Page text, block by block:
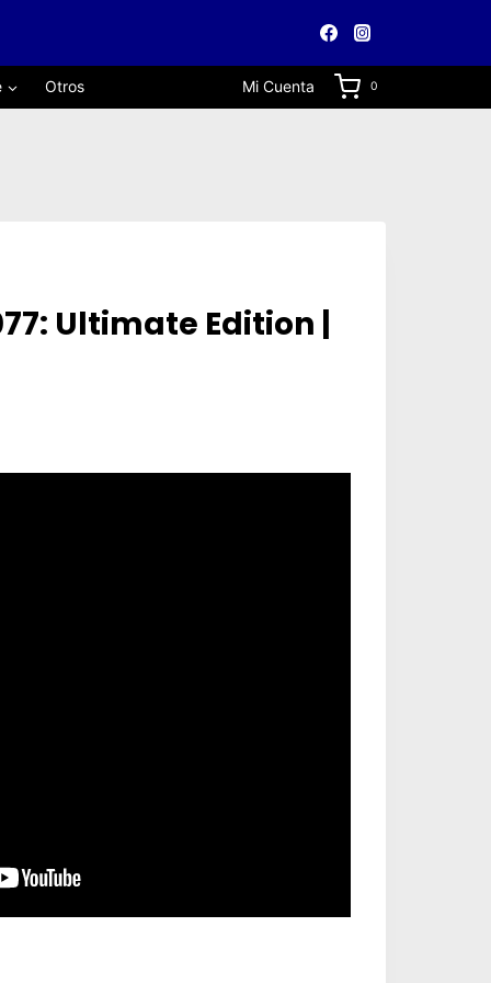
Otros Mi Cuenta 0
Ultimate Edition |